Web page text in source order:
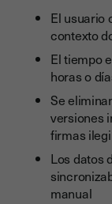
El usuario
contexto
El tiempo
horas o
Se
versiones
firmas
Los datos
manual